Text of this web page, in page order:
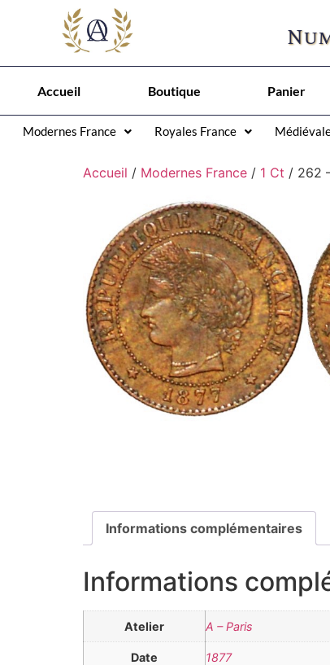
Accueil Boutique Panier
Modernes France Royales France
Accueil / Modernes France / 1 Ct / 262
Informations complémentaires
Informations
Atelier A – Paris
Date 1877